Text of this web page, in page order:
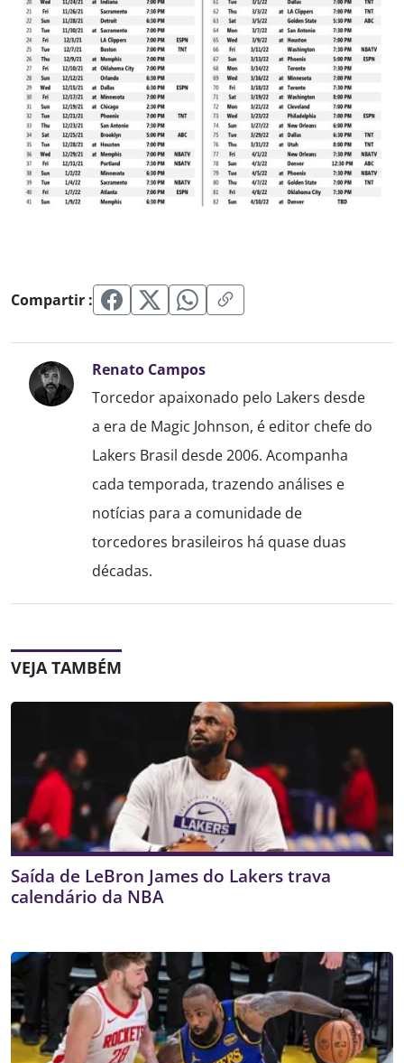
Compartir :
Renato Campos
Torcedor apaixonado pelo Lakers desde
a era de Magic Johnson, é editor chefe do
Lakers Brasil desde 2006. Acompanha
cada temporada, trazendo análises e
notícias para a comunidade de
torcedores brasileiros há quase duas
décadas.
VEJA TAMBÉM
Saída de LeBron James do Lakers trava
calendário da NBA